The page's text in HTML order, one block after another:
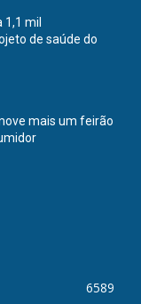
1,1 mil
de saúde do
mais um feirão
6589